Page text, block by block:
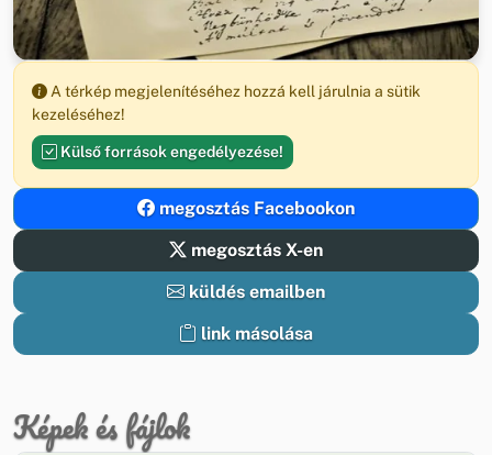
A térkép megjelenítéséhez hozzá kell járulnia a sütik
kezeléséhez!
Külső források engedélyezése!
megosztás Facebookon
megosztás X-en
küldés emailben
link másolása
Képek és fájlok